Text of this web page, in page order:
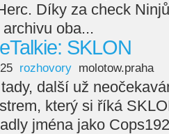
Díky za check
oba...
SKLON
rozhovory molotow.praha
další už
který si říká
jména jako